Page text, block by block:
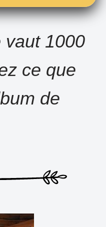
vaut 1000
ce que
de